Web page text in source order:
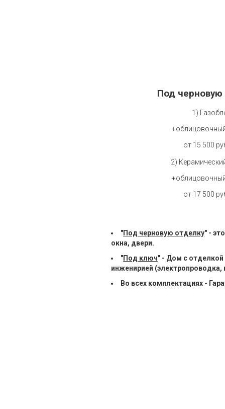
Под черновую
1)
от 15 500
2)
от 17 500
"Под черновую отделку" -
окна, двери.
"Под ключ" - Дом с
инженирией
Во всех комплектациях -